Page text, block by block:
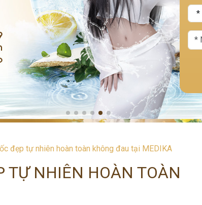
đẹp tự nhiên hoàn toàn không đau tại MEDIKA
TỰ NHIÊN HOÀN TOÀN